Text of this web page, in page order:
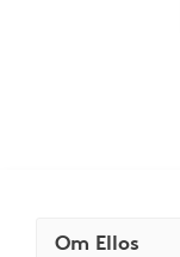
Om Ellos